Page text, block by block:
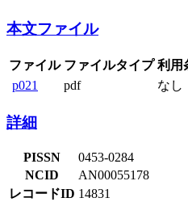
本文ファイル
ファイル ファイルタイプ 利用
p021
pdf なし
詳細
PISSN
0453-0284
NCID
AN00055178
レコードID 14831